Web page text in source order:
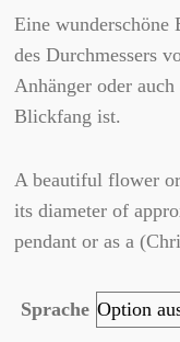
Eine wunderschöne
des Durchmessers
Anhänger oder
Blickfang ist.
A beautiful flower
its diameter of
pendant or as a
Sprache